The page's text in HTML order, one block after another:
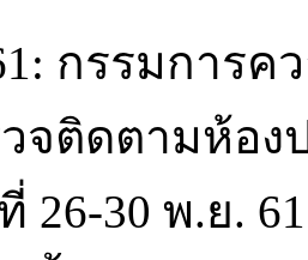
กรรมการ
จติดตามห้อง
26-30 พ.ย.